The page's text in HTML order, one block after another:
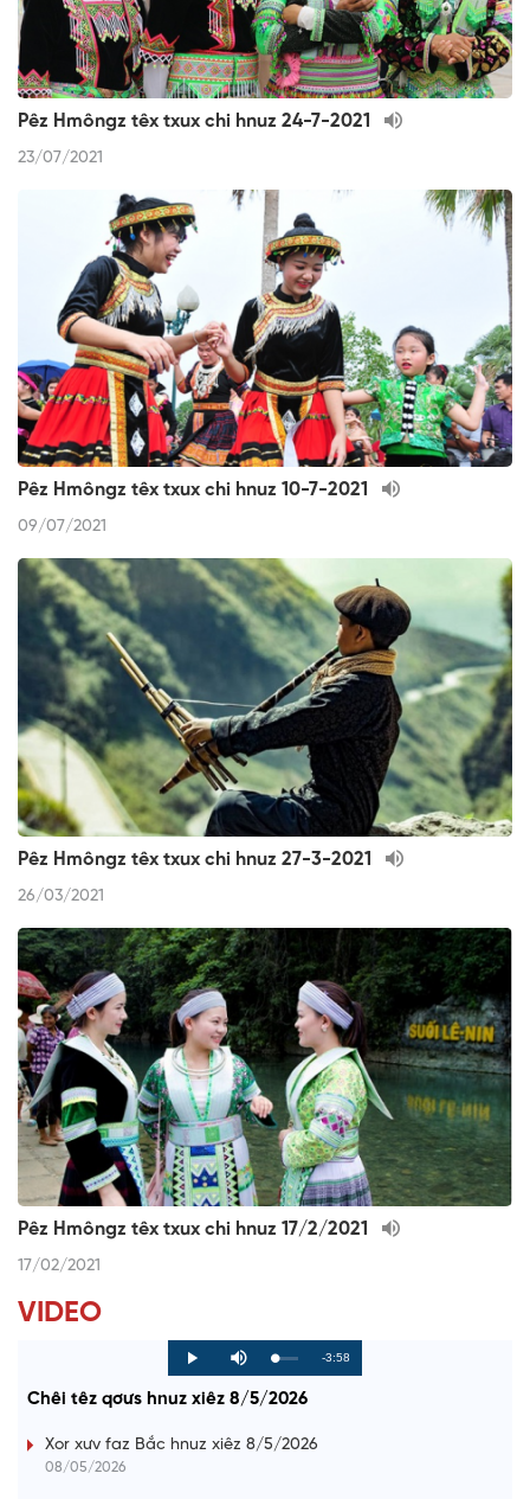
Pêz Hmôngz têx txux chi hnuz 24-7-2021
23/07/2021
Pêz Hmôngz têx txux chi hnuz 10-7-2021
09/07/2021
Pêz Hmôngz têx txux chi hnuz 27-3-2021
26/03/2021
Pêz Hmôngz têx txux chi hnuz 17/2/2021
17/02/2021
VIDEO
P
l
y
M
u
e
L
o
d
0
P
r
g
s
R
-3:58
Chêi têz qơưs hnuz xiêz 8/5/2026
Xor xưv faz Bắc hnuz xiêz 8/5/2026
08/05/2026